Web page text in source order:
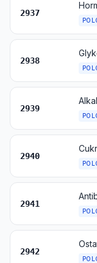
2937
2938
2939
2940
2941
2942